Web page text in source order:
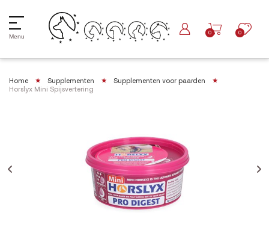
Menu
0 0
Home Supplementen
Supplementen voor paarden
Horslyx Mini Spijsvertering